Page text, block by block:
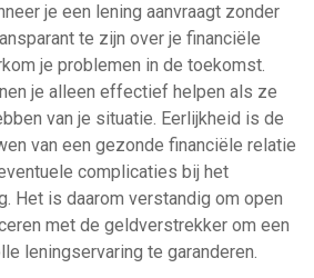
je een lening aanvraagt zonder
te zijn over je financiële
je problemen in de toekomst.
je alleen effectief helpen als ze
van je situatie. Eerlijkheid is de
van een gezonde financiële relatie
complicaties bij het
Het is daarom verstandig om open
met de geldverstrekker om een
leningservaring te garanderen.